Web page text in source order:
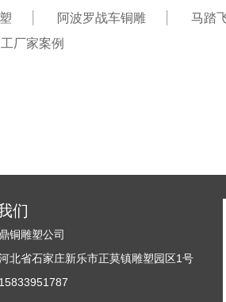
阿波罗战车铜雕
马踏
厂家案例
们
铜雕塑公司
北省石家庄新乐市正莫镇雕塑园区1号